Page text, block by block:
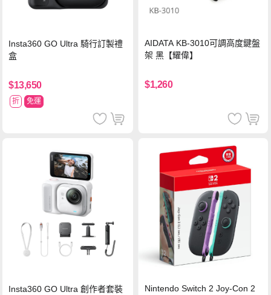
Insta360 GO Ultra 騎行訂製禮
盒
$13,650
折 免運
AIDATA KB-3010可調高度鍵盤
架 黑【耀偉】
$1,260
Insta360 GO Ultra 創作者套裝
Nintendo Switch 2 Joy-Con 2